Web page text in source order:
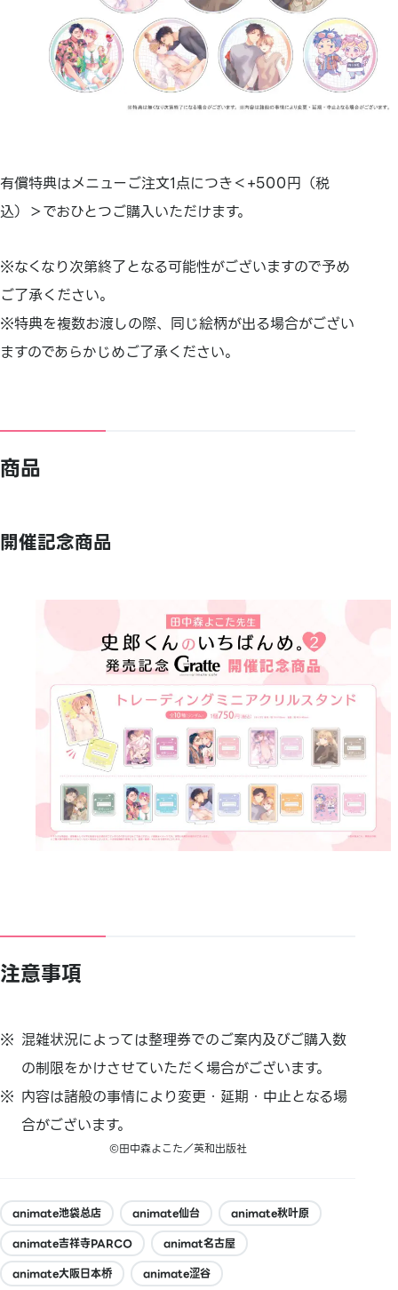
有償特典はメニューご注文1点につき＜+500円（税
込）＞でおひとつご購入いただけます。
※なくなり次第終了となる可能性がございますので予め
ご了承ください。
※特典を複数お渡しの際、同じ絵柄が出る場合がござい
ますのであらかじめご了承ください。
商品
開催記念商品
注意事項
混雑状況によっては整理券でのご案内及びご購入数
の制限をかけさせていただく場合がございます。
内容は諸般の事情により変更・延期・中止となる場
合がございます。
©田中森よこた／英和出版社
animate池袋总店 animate仙台
animate秋叶原
animate吉祥寺PARCO
animat名古屋
animate大阪日本桥
animate涩谷